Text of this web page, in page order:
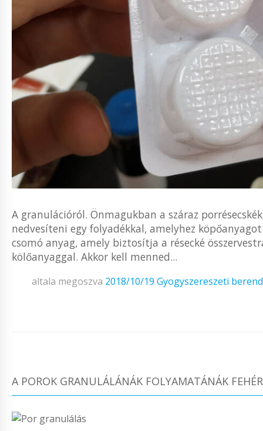
A granulációról. Önmagukban a száraz
nedvesíteni egy folyadékkal, amelyhez
csomó anyag, amely biztosítja a résecké
kölőanyaggal. Akkor kell menned...
altala megoszva 2018/10/19 Gyogyszereszeti
A POROK GRANULÁLÁNÁK FOLYAMATÁNÁK